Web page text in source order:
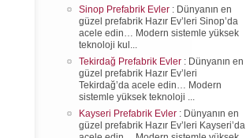
Sinop Prefabrik Evler : Dünyanın en
güzel prefabrik Hazır Ev’leri Sinop’da
acele edin… Modern sistemle yüksek
teknoloji kul...
Tekirdağ Prefabrik Evler : Dünyanın en
güzel prefabrik Hazır Ev’leri
Tekirdağ’da acele edin… Modern
sistemle yüksek teknoloji ...
Kayseri Prefabrik Evler : Dünyanın en
güzel prefabrik Hazır Ev’leri Kayseri’da